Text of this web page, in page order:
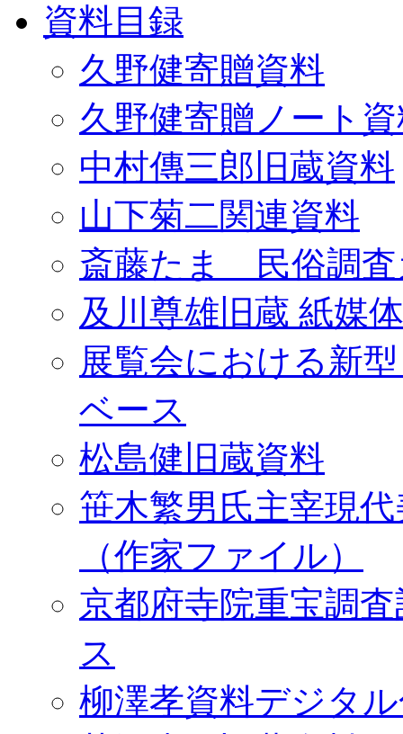
資料目録
久野健寄贈資料
久野健寄贈ノート
中村傳三郎旧蔵資料
山下菊二関連資料
斎藤たま 民俗調査
及川尊雄旧蔵 紙媒
展覧会における新
ベース
松島健旧蔵資料
笹木繁男氏主宰現
（作家ファイル）
京都府寺院重宝調
ス
柳澤孝資料デジタ